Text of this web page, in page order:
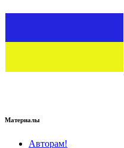
Материалы
Авторам!